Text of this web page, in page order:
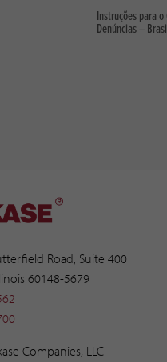
Road, Suite 400
60148-5679
Companies, LLC
Instruções para o
Denúncias –